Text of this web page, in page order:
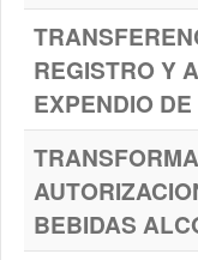
REGISTRO Y
EXPENDIO
BEBIDAS